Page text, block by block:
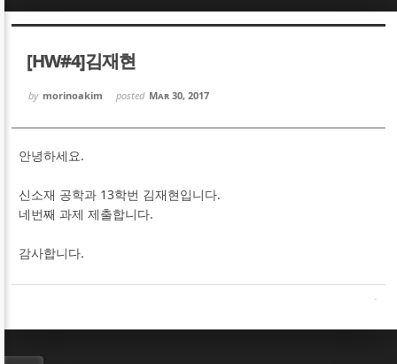
[HW#4]김재현
by morinoakim posted Mar 30, 2017
안녕하세요.
신소재 공학과 13학번 김재현입니다.
네번째 과제 제출합니다.
감사합니다.
Sketchbook5, 스케치북5
Sketchbook5, 스케치북5
Sketchbook5, 스케치북5
Sketchbook5, 스케치북5